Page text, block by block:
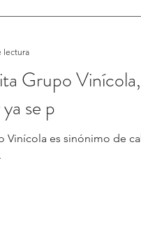
Grupo
se p
Vinícola es sinónimo de
lectura